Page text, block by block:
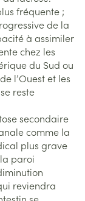
fréquente ;
de la
à assimiler
chez les
du Sud ou
l’Ouest et les
reste
secondaire
comme la
plus grave
paroi
reviendra